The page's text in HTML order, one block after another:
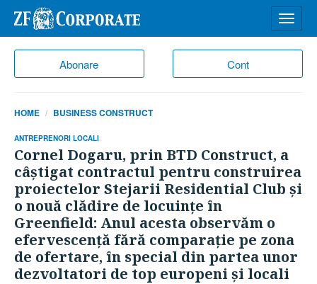
Abonare Cont
meniu
HOME BUSINESS CONSTRUCT
ANTREPRENORI LOCALI
Cornel Dogaru, prin BTD Construct, a
câştigat contractul pentru construirea
proiectelor Stejarii Residential Club şi
o nouă clădire de locuinţe în
Greenfield: Anul acesta observăm o
efervescenţă fără comparaţie pe zona
de ofertare, în special din partea unor
dezvoltatori de top europeni şi locali